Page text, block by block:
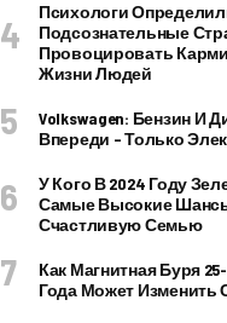
Психологи
Подсознательные
Провоцировать
Жизни Людей
Volkswagen: Бензин И
Впереди – Только
У Кого В 2024 Году
Самые Высокие
Счастливую Семью
Как Магнитная Буря
Года Может Изменить